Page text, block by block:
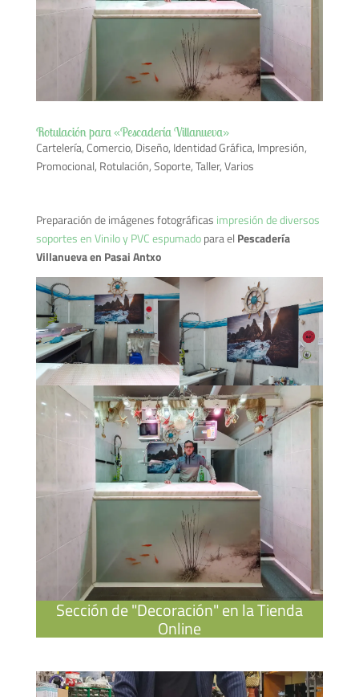
Rotulación para «Pescadería Villanueva»
Cartelería,Comercio, Diseño, Identidad Gráfica, Impresión,
Promocional, Rotulación,Soporte,Taller,Varios
Preparación de imágenes fotográficas impresión de diversos
soportes en Vinilo y PVC espumado para el Pescadería
Villanueva en Pasai Antxo
Sección de "Decoración" en la Tienda
Online